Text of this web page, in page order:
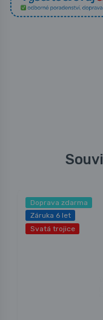
Doprava zdarma
Záruka 6 let
Svatá trojice